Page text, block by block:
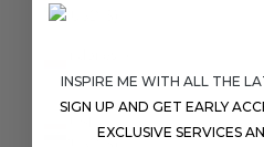
(USD $)
Iraq
INSPIRE ME WITH ALL THE
SIGN UP AND GET EARLY
EXCLUSIVE SERVICES